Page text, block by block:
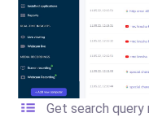
Get search query